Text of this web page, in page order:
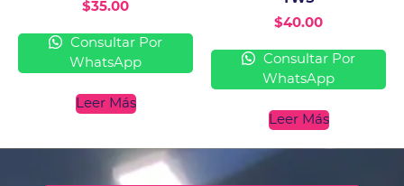
$35.00
Consultar Por
WhatsApp
Leer Más
$40.00
Consultar Por
WhatsApp
Leer Más